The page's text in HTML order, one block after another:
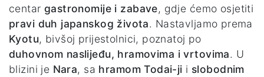
centar gastronomije i zabave, gdje ćemo osjetiti
pravi duh japanskog života. Nastavljamo prema
Kyotu, bivšoj prijestolnici, poznatoj po
duhovnom naslijeđu, hramovima i vrtovima. U
blizini je Nara, sa hramom Todai-ji i slobodnim